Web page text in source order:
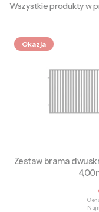
Wszystkie produkty w
Okazja
Zestaw brama